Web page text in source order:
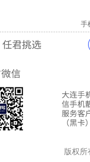
手
版权